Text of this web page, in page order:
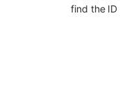
find the ID